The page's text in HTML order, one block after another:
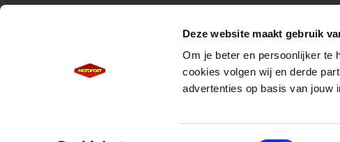
Deze website maakt gebruik
Om je beter en persoonlijker te
cookies volgen wij en derde
advertenties op basis van jouw